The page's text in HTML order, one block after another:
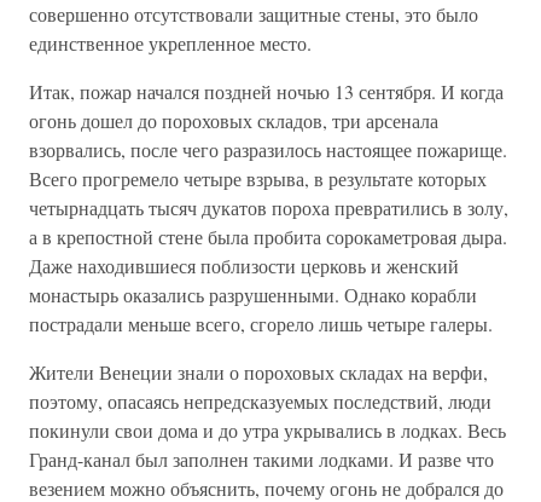
совершенно отсутствовали защитные стены, это было
единственное укрепленное место.
Итак, пожар начался поздней ночью 13 сентября. И когда
огонь дошел до пороховых складов, три арсенала
взорвались, после чего разразилось настоящее пожарище.
Всего прогремело четыре взрыва, в результате которых
четырнадцать тысяч дукатов пороха превратились в золу,
а в крепостной стене была пробита сорокаметровая дыра.
Даже находившиеся поблизости церковь и женский
монастырь оказались разрушенными. Однако корабли
пострадали меньше всего, сгорело лишь четыре галеры.
Жители Венеции знали о пороховых складах на верфи,
поэтому, опасаясь непредсказуемых последствий, люди
покинули свои дома и до утра укрывались в лодках. Весь
Гранд-канал был заполнен такими лодками. И разве что
везением можно объяснить, почему огонь не добрался до